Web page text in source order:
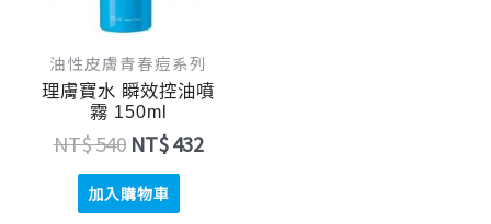
油性皮膚青春痘系列
理膚寶水 瞬效控油噴
霧 150ml
NT$540 NT$432
加入購物車